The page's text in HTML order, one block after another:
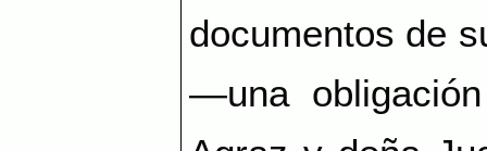
documentos de
—una